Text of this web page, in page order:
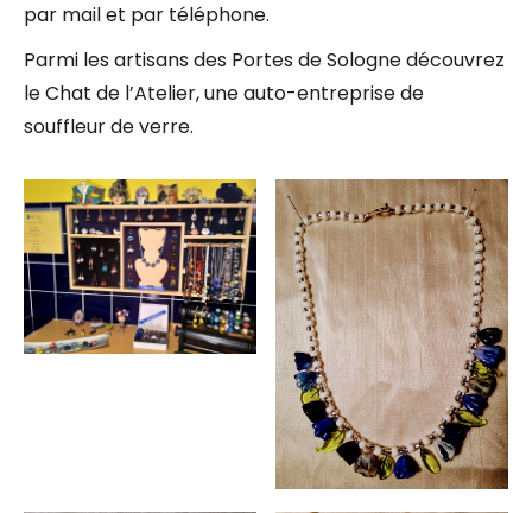
par mail et par téléphone.
Parmi les artisans des Portes de Sologne découvrez
le Chat de l’Atelier, une auto-entreprise de
souffleur de verre.